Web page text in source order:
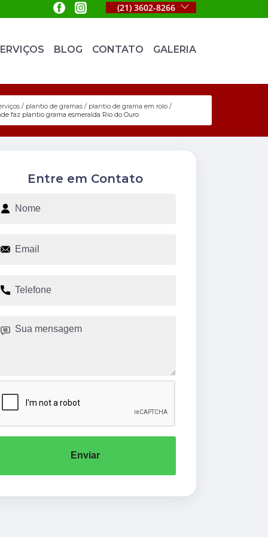
(21) 3602-8266
BLOG CONTATO GALERIA
plantio de gramas
plantio de grama em rolo
faz plantio grama esmeralda Rio do Ouro
Entre em Contato
Enviar